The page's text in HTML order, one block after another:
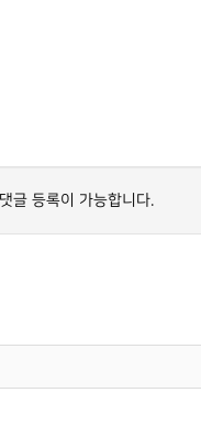
글 등록이 가능합니다.